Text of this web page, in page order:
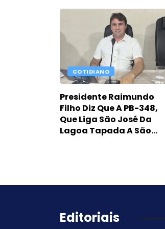
Lideranças Locais
COTIDIANO
Presidente Raimundo
Filho Diz Que A PB-348,
Que Liga São José Da
Lagoa Tapada A São
Editoriais